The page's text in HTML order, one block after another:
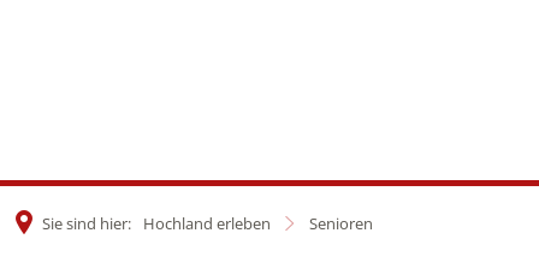
Sie sind hier: Hochland erleben Senioren